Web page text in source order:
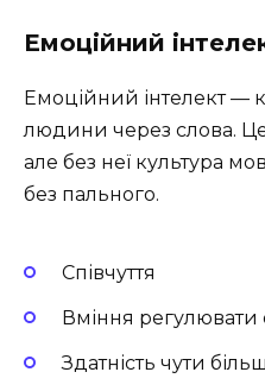
Емоційний
Емоційний інтелект —
людини через слова. Це
але без неї культура
без пального.
Співчуття
Вміння регулювати
Здатність чути